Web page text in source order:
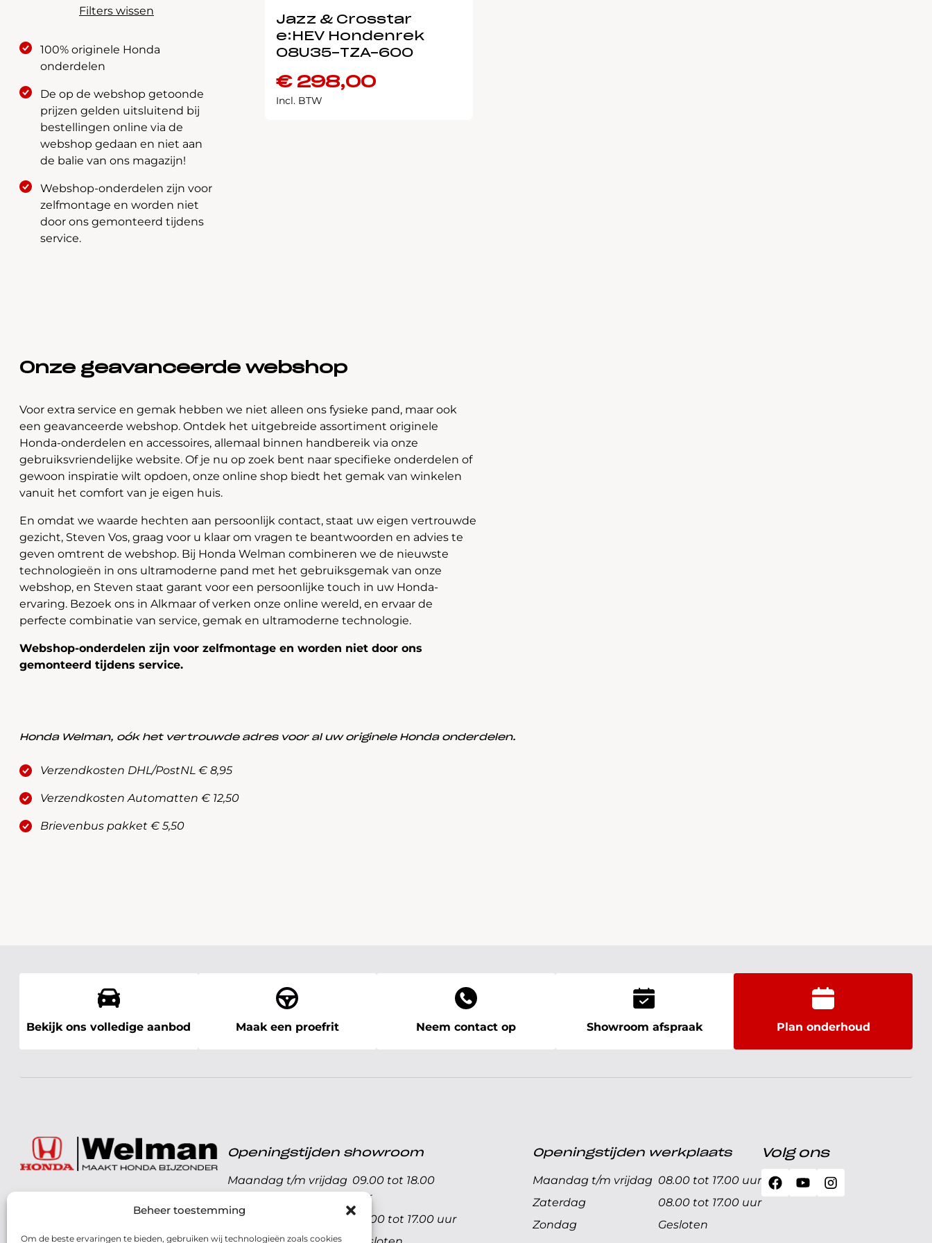
Beheer toestemming
Om de beste ervaringen te bieden, gebruiken wij technologieën zoals cookies
Filters wissen
100% originele Honda
onderdelen
De op de webshop getoonde
prijzen gelden uitsluitend bij
bestellingen online via de
webshop gedaan en niet aan
de balie van ons magazijn!
Webshop-onderdelen zijn voor
zelfmontage en worden niet
door ons gemonteerd tijdens
service.
Jazz & Crosstar
e:HEV Hondenrek
08U35-TZA-600
€298,00
Incl. BTW
Onze geavanceerde webshop
Voor extra service en gemak hebben we niet alleen ons fysieke pand, maar ook
een geavanceerde webshop. Ontdek het uitgebreide assortiment originele
Honda-onderdelen en accessoires, allemaal binnen handbereik via onze
gebruiksvriendelijke website. Of je nu op zoek bent naar specifieke onderdelen of
gewoon inspiratie wilt opdoen, onze online shop biedt het gemak van winkelen
vanuit het comfort van je eigen huis.
En omdat we waarde hechten aan persoonlijk contact, staat uw eigen vertrouwde
gezicht, Steven Vos, graag voor u klaar om vragen te beantwoorden en advies te
geven omtrent de webshop. Bij Honda Welman combineren we de nieuwste
technologieën in ons ultramoderne pand met het gebruiksgemak van onze
webshop, en Steven staat garant voor een persoonlijke touch in uw Honda-
ervaring. Bezoek ons in Alkmaar of verken onze online wereld, en ervaar de
perfecte combinatie van service, gemak en ultramoderne technologie.
Webshop-onderdelen zijn voor zelfmontage en worden niet door ons
gemonteerd tijdens service.
Honda Welman, oók het vertrouwde adres voor al uw originele Honda onderdelen.
Verzendkosten DHL/PostNL € 8,95
Verzendkosten Automatten € 12,50
Brievenbus pakket € 5,50
Bekijk ons volledige aanbod Maak een proefrit Neem contact op Showroom afspraak Plan onderhoud
072 - 57 16 9 40
Parelweg 3, 1812 RS
Openingstijden showroom
Maandag t/m vrijdag 09.00 tot 18.00
uur
Zaterdag
09.00 tot 17.00 uur
Openingstijden werkplaats
Maandag t/m vrijdag 08.00 tot 17.00 uur
Zaterdag
08.00 tot 17.00 uur
Zondag
Gesloten
Volg ons